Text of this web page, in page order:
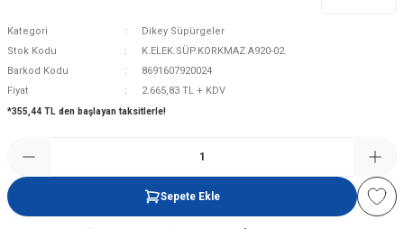
Kategori
Dikey Süpürgeler
Stok Kodu
K.ELEK.SÜP.KORKMAZ.A920-02.
Barkod Kodu
8691607920024
Fiyat
2.665,83 TL + KDV
*355,44 TL den başlayan taksitlerle!
Sepete Ekle